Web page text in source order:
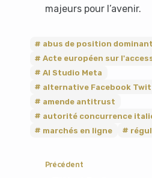
majeurs pour l’avenir.
abus de position
Acte européen sur
AI Studio Meta
alternative Facebook
amende antitrust
autorité concurrence
marchés en ligne
Précédent